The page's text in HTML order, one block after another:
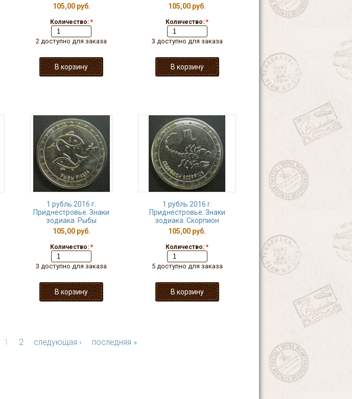
105,00 руб.
Количество: *
2 доступно для заказа
105,00 руб.
Количество: *
3 доступно для заказа
1 рубль 2016 г.
Приднестровье. Знаки
зодиака. Рыбы
105,00 руб.
Количество: *
3 доступно для заказа
1 рубль 2016 г.
Приднестровье. Знаки
зодиака. Скорпион
105,00 руб.
Количество: *
5 доступно для заказа
1 2 следующая › последняя »